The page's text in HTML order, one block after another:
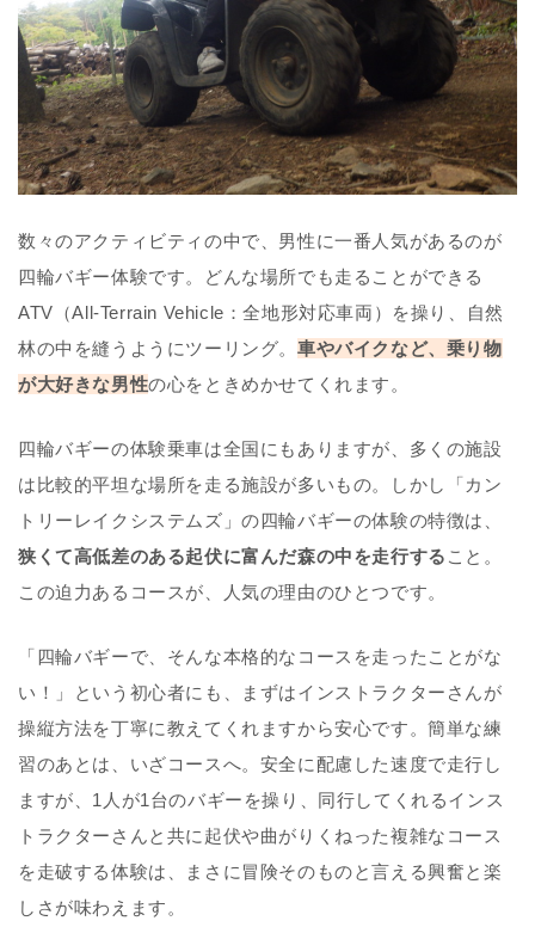
数々のアクティビティの中で、男性に一番人気があるのが
四輪バギー体験です。どんな場所でも走ることができる
ATV（All-Terrain Vehicle：全地形対応車両）を操り、自然
林の中を縫うようにツーリング。 車やバイクなど、乗り物
が大好きな男性の心をときめかせてくれます。
四輪バギーの体験乗車は全国にもありますが、多くの施設
は比較的平坦な場所を走る施設が多いもの。しかし「カン
トリーレイクシステムズ」の四輪バギーの体験の特徴は、
狭くて高低差のある起伏に富んだ森の中を走行する こと。
この迫力あるコースが、人気の理由のひとつです。
「四輪バギーで、そんな本格的なコースを走ったことがな
い！」という初心者にも、まずはインストラクターさんが
操縦方法を丁寧に教えてくれますから安心です。簡単な練
習のあとは、いざコースへ。安全に配慮した速度で走行し
ますが、1人が1台のバギーを操り、同行してくれるインス
トラクターさんと共に起伏や曲がりくねった複雑なコース
を走破する体験は、まさに冒険そのものと言える興奮と楽
しさが味わえます。